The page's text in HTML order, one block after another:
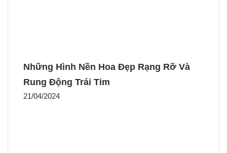
Những Hình Nền Hoa Đẹp Rạng Rỡ Và
Rung Động Trái Tim
21/04/2024